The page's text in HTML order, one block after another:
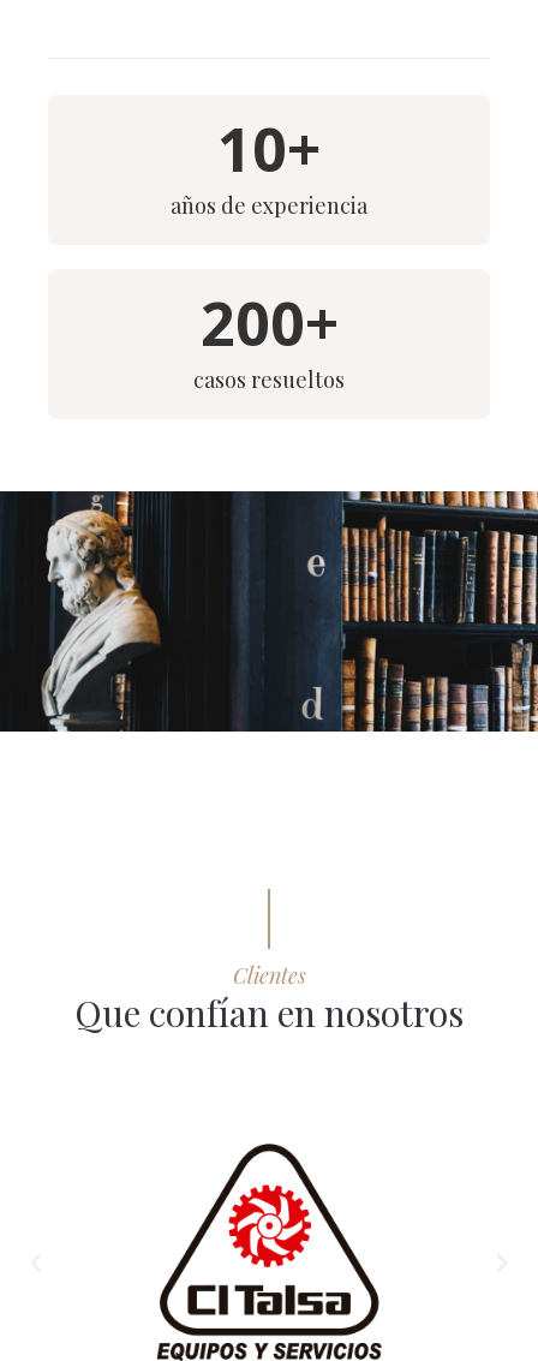
años de experiencia
10+
casos resueltos
200+
Clientes
Que confían en nosotros